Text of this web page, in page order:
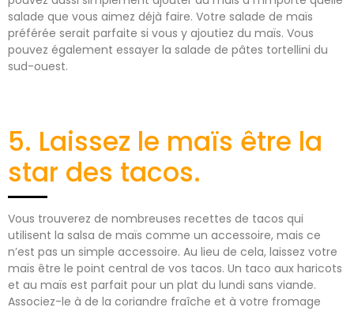
salade que vous aimez déjà faire. Votre salade de maïs
préférée serait parfaite si vous y ajoutiez du maïs. Vous
pouvez également essayer la salade de pâtes tortellini du
sud-ouest.
5. Laissez le maïs être la
star des tacos.
Vous trouverez de nombreuses recettes de tacos qui
utilisent la salsa de maïs comme un accessoire, mais ce
n’est pas un simple accessoire. Au lieu de cela, laissez votre
maïs être le point central de vos tacos. Un taco aux haricots
et au maïs est parfait pour un plat du lundi sans viande.
Associez-le à de la coriandre fraîche et à votre fromage